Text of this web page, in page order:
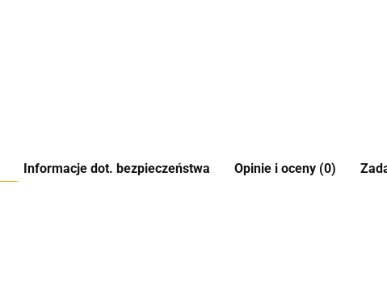
Informacje dot. bezpieczeństwa Opinie i oceny (0)